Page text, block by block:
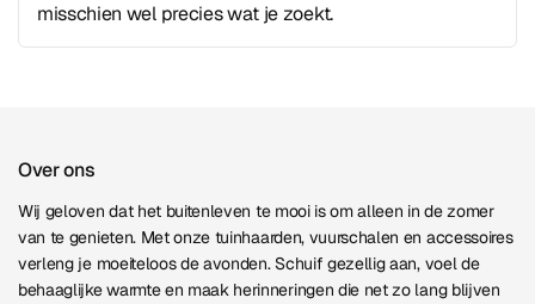
misschien wel precies wat je zoekt.
Over ons
Wij geloven dat het buitenleven te mooi is om alleen in de zomer
van te genieten. Met onze tuinhaarden, vuurschalen en accessoires
verleng je moeiteloos de avonden. Schuif gezellig aan, voel de
behaaglijke warmte en maak herinneringen die net zo lang blijven